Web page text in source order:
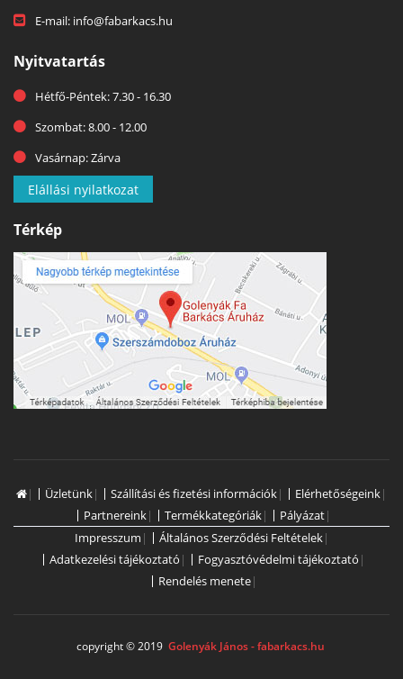
E-mail: info@fabarkacs.hu
Nyitvatartás
Hétfő-Péntek: 7.30 - 16.30
Szombat: 8.00 - 12.00
Vasárnap: Zárva
Elállási nyilatkozat
Térkép
| Üzletünk| Szállítási és fizetési információk| Elérhetőségeink|
Partnereink| Termékkategóriák| Pályázat|
Impresszum | Általános Szerződési Feltételek|
Adatkezelési tájékoztató | Fogyasztóvédelmi tájékoztató |
Rendelés menete|
copyright © 2019 Golenyák János - fabarkacs.hu